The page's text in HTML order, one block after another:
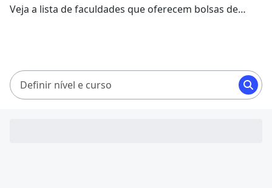
Veja a lista de faculdades que oferecem bolsas de
Definir nível e curso